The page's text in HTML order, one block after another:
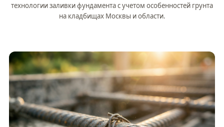
технологии заливки фундамента с учетом особенностей грунта
на кладбищах Москвы и области.